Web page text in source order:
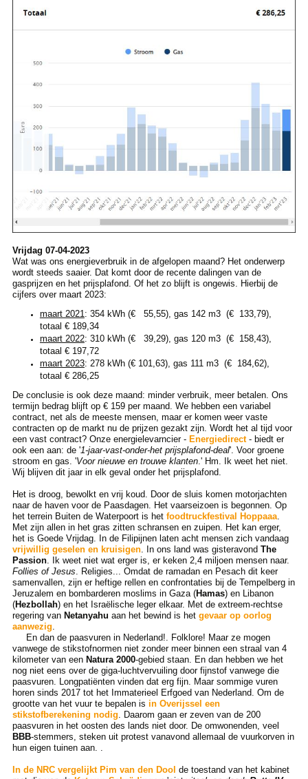
Vrijdag 07-04-2023
Wat was ons energieverbruik in de afgelopen maand? Het onderwerp
wordt steeds saaier. Dat komt door de recente dalingen van de
gasprijzen en het prijsplafond. Of het zo blijft is ongewis. Hierbij de
cijfers over maart 2023:
maart 2021: 354 kWh (€ 55,55), gas 142 m3 (€ 133,79),
totaal € 189,34
maart 2022: 310 kWh (€ 39,29), gas 120 m3 (€ 158,43),
totaal € 197,72
maart 2023: 278 kWh (€ 101,63), gas 111 m3 (€ 184,62),
totaal € 286,25
De conclusie is ook deze maand: minder verbruik, meer betalen. Ons
termijn bedrag blijft op € 159 per maand. We hebben een variabel
contract, net als de meeste mensen, maar er komen weer vaste
contracten op de markt nu de prijzen gezakt zijn. Wordt het al tijd voor
een vast contract? Onze energielevarncier - Energiedirect- biedt er
ook een aan: de '1-jaar-vast-onder-het prijsplafond-deal'. Voor groene
stroom en gas. 'Voor nieuwe en trouwe klanten.' Hm. Ik weet het niet.
Wij blijven dit jaar in elk geval onder het prijsplafond.
Het is droog, bewolkt en vrij koud. Door de sluis komen motorjachten
naar de haven voor de Paasdagen. Het vaarseizoen is begonnen. Op
het terrein Buiten de Waterpoort is het foodtruckfestival Hoppaaa.
Met zijn allen in het gras zitten schransen en zuipen. Het kan erger,
het is Goede Vrijdag. In de Filipijnen laten acht mensen zich vandaag
vrijwillig geselen en kruisigen. In ons land was gisteravond The
Passion. Ik weet niet wat erger is, er keken 2,4 miljoen mensen naar.
Follies of Jesus. Religies... Omdat de ramadan en Pesach dit keer
samenvallen, zijn er heftige rellen en confrontaties bij de Tempelberg in
Jeruzalem en bombarderen moslims in Gaza (Hamas) en Libanon
(Hezbollah) en het Israëlische leger elkaar. Met de extreem-rechtse
regering van Netanyahu aan het bewind is het gevaar op oorlog
aanwezig.
En dan de paasvuren in Nederland!. Folklore! Maar ze mogen
vanwege de stikstofnormen niet zonder meer binnen een straal van 4
kilometer van een Natura 2000-gebied staan. En dan hebben we het
nog niet eens over de giga-luchtvervuiling door fijnstof vanwege die
paasvuren. Longpatiënten vinden dat erg fijn. Maar sommige vuren
horen sinds 2017 tot het Immaterieel Erfgoed van Nederland. Om de
grootte van het vuur te bepalen is in Overijssel een
stikstofberekening nodig. Daarom gaan er zeven van de 200
paasvuren in het oosten des lands niet door. De omwonenden, veel
BBB-stemmers, steken uit protest vanavond allemaal de vuurkorven in
hun eigen tuinen aan. .
In de NRC vergelijkt Pim van den Dool de toestand van het kabinet